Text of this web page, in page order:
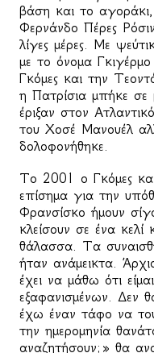
βάση και το
Φερνάνδο Πέρες
λίγες μέρες. Με
με το όνομα
Γκόμες και την
η Πατρίσια μπήκε
έριξαν στον
του Χοσέ Μανουέλ
δολοφονήθηκε.
Το 2001 ο Γκόμες
επίσημα για την
Φρανσίσκο ήμουν
κλείσουν σε ένα κελί
θάλασσα. Τα
ήταν ανάμεικτα.
έχει να μάθω ότι
εξαφανισμένων. Δεν
έχω έναν τάφο να
την ημερομηνία
αναζητήσουν;» θα